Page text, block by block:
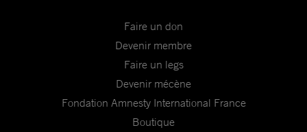
Faire un don
Devenir membre
Faire un legs
Devenir mécène
Fondation Amnesty International France
Boutique